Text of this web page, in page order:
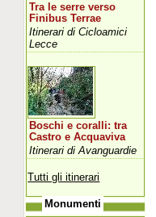
Tra le serre verso
Finibus Terrae
Itinerari di Cicloamici
Lecce
Boschi e coralli: tra
Castro e Acquaviva
Itinerari di Avanguardie
Tutti gli itinerari
Monumenti